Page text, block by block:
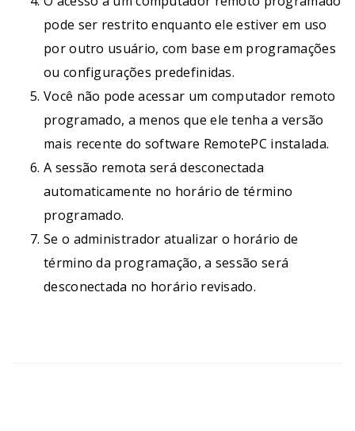
pode ser restrito enquanto ele estiver em uso
por outro usuário, com base em programações
ou configurações predefinidas.
Você não pode acessar um computador remoto
programado, a menos que ele tenha a versão
mais recente do software RemotePC instalada.
A sessão remota será desconectada
automaticamente no horário de término
programado.
Se o administrador atualizar o horário de
término da programação, a sessão será
desconectada no horário revisado.